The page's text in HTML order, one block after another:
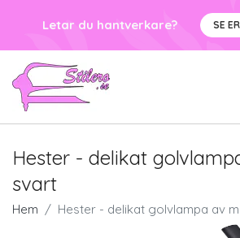
Letar du hantverkare? SE
Hester - delikat
svart
Hem Hester - delikat golvlampa av